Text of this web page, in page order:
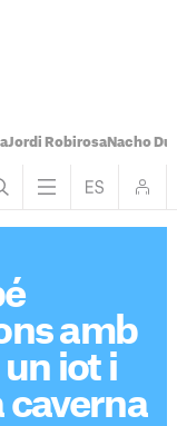
Jordi RobirosaNacho
amb
un iot i
caverna